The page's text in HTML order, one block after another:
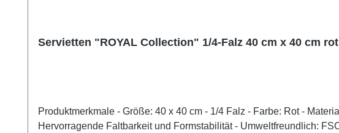
Servietten "ROYAL Collection" 1/4-Falz 40 cm x 40 cm rot
Produktmerkmale - Größe: 40 x 40 cm - 1/4 Falz - Farbe: Rot - Material: Stoffähnliches Premium-Tissue - Serie: Royal Collection - Hochwertige Optik in Stoffqualität -
Hervorragende Faltbarkeit und Formstabilität - Umweltfreundlich: FSC® zertifiziert Luxuriöse Servietten in Rot für stilvolle Tischdekorationen Die Servietten der ROYAL